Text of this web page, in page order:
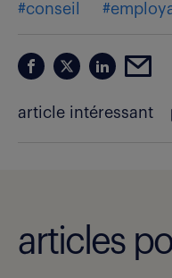
#conseil
article intéressant
articles